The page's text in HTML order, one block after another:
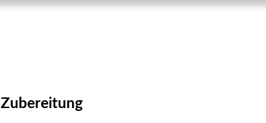
Zubereitung